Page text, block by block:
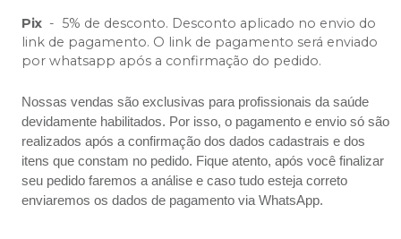
Pix - 5% de desconto. Desconto aplicado no envio do
link de pagamento. O link de pagamento será enviado
por whatsapp após a confirmação do pedido.
Nossas vendas são exclusivas para profissionais da saúde
devidamente habilitados. Por isso, o pagamento e envio só são
realizados após a confirmação dos dados cadastrais e dos
itens que constam no pedido. Fique atento, após você finalizar
seu pedido faremos a análise e caso tudo esteja correto
enviaremos os dados de pagamento via WhatsApp.